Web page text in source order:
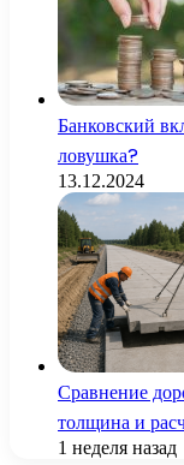
Банковский
ловушка?
13.12.2024
Сравнение
толщина и
1 неделя назад